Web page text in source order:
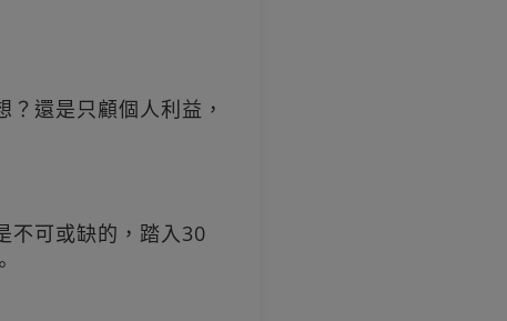
還是只顧個人利益，
不可或缺的，踏入30